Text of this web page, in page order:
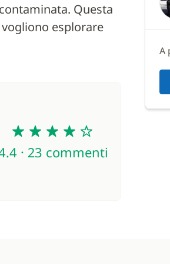
Questa
esplorare
4.4
· 23 commenti
A